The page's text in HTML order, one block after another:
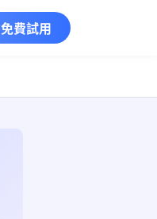
免費試用